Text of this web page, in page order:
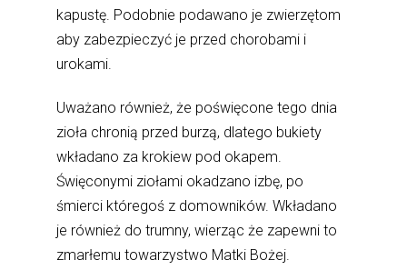
kapustę. Podobnie podawano je zwierzętom
aby zabezpieczyć je przed chorobami i
urokami.
Uważano również, że poświęcone tego dnia
zioła chronią przed burzą, dlatego bukiety
wkładano za krokiew pod okapem.
Święconymi ziołami okadzano izbę, po
śmierci któregoś z domowników. Wkładano
je również do trumny, wierząc że zapewni to
zmarłemu towarzystwo Matki Bożej.